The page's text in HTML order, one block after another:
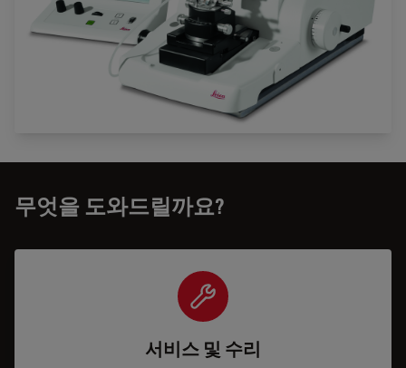
무엇을 도와드릴까요?
서비스 및 수리